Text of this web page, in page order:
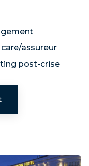
assureur
post-crise